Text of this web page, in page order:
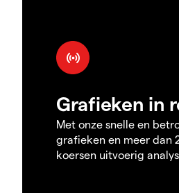
Grafieken in
Met onze snelle en
grafieken en meer dan
koersen uitvoerig